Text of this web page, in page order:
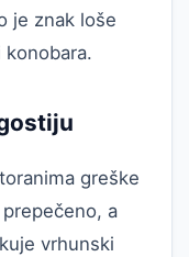
je znak loše
greške
a
vrhunski